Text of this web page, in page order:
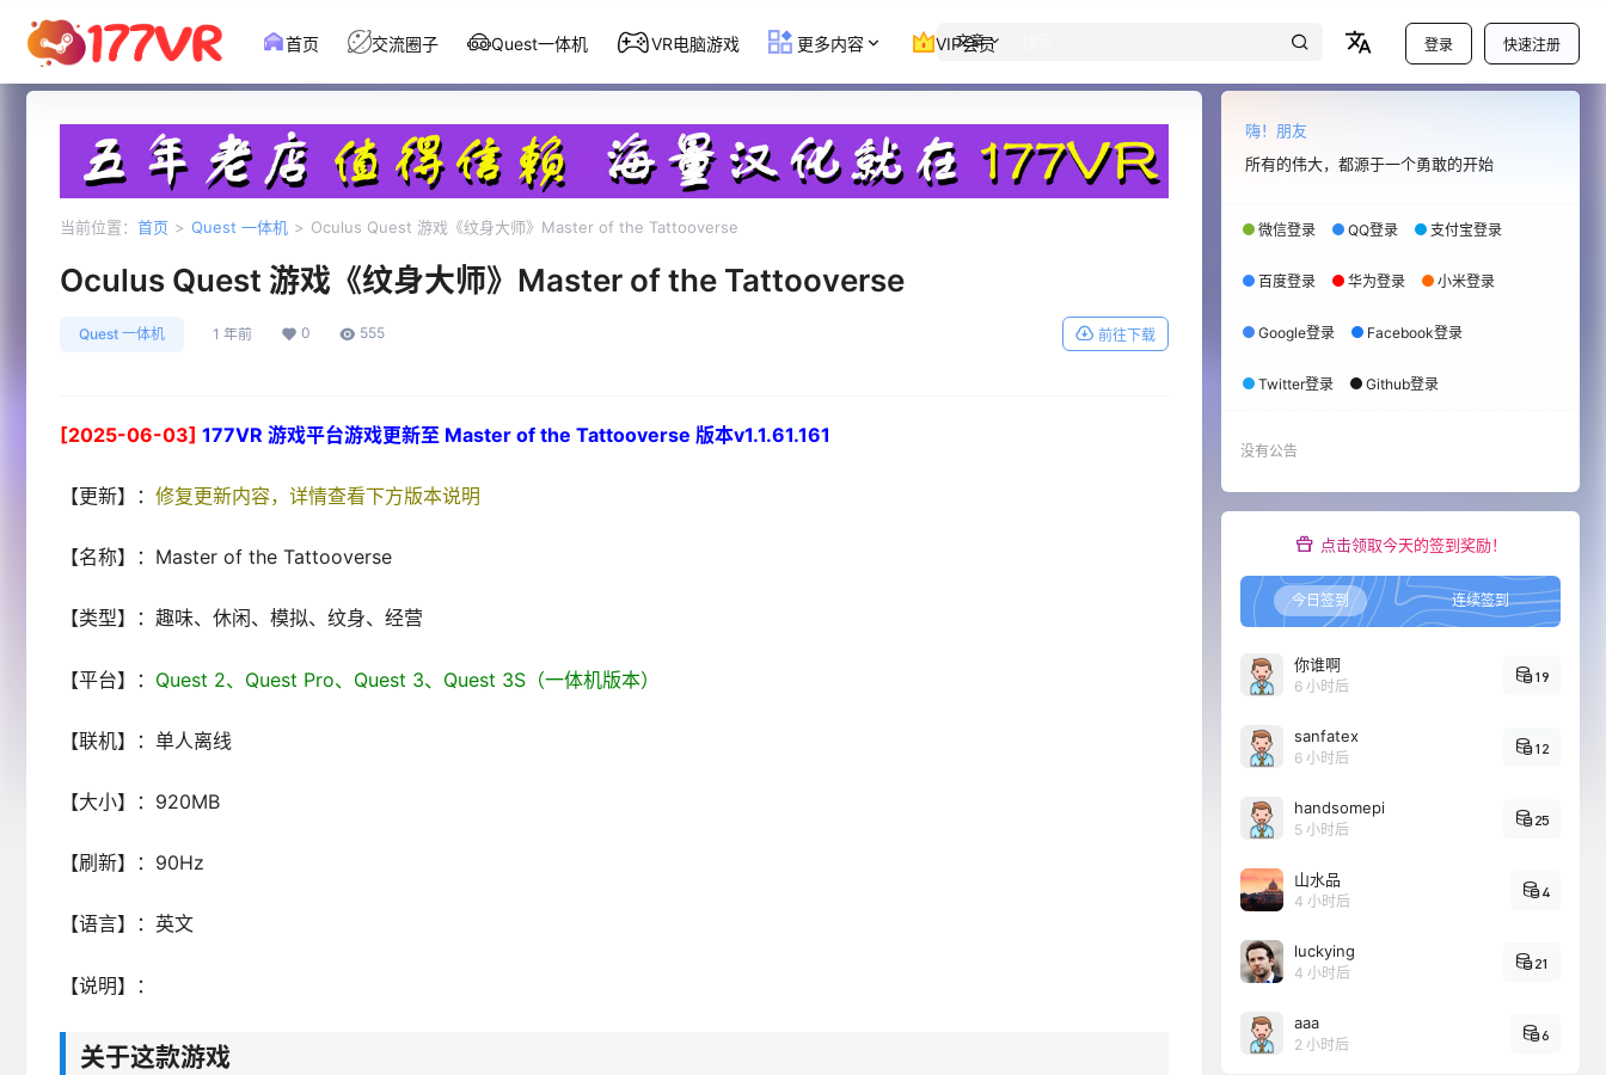
文章 登录 快速注册
首页 交流圈子 Quest一体机 VR电脑游戏 更多内容 VIP会员
当前位置： 首页 > Quest 一体机 > Oculus Quest 游戏《纹身大师》Master of the Tattooverse
Oculus Quest 游戏《纹身大师》Master of the Tattooverse
Quest 一体机 1 年前 0 555 前往下载
[2025-06-03] 177VR 游戏平台游戏更新至 Master of the Tattooverse 版本v1.1.61.161
【更新】： 修复更新内容，详情查看下方版本说明
【名称】：Master of the Tattooverse
【类型】：趣味、休闲、模拟、纹身、经营
【平台】： Quest 2、Quest Pro、Quest 3、Quest 3S（一体机版本）
【联机】：单人离线
【大小】：920MB
【刷新】：90Hz
【语言】：英文
【说明】：
关于这款游戏
嗨！朋友
所有的伟大，都源于一个勇敢的开始
微信登录 QQ登录 支付宝登录
百度登录 华为登录 小米登录
Google登录 Facebook登录
Twitter登录 Github登录
没有公告
点击领取今天的签到奖励！
今日签到 连续签到
你谁啊
6 小时后
19
sanfatex
6 小时后
12
handsomepi
5 小时后
25
山水品
4 小时后
4
luckying
4 小时后
21
aaa
2 小时后
6